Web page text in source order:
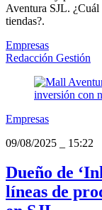
Aventura SJL. ¿Cuál
tiendas?.
Empresas
Redacción Gestión
Empresas
09/08/2025
15:22
Dueño de
líneas de